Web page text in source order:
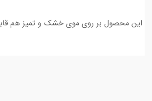
این محصول بر روی موی خشک و تمیز هم